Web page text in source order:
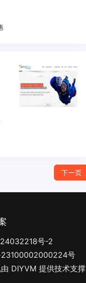
下一页
号-2
23100002000224号
DIYVM 提供技术支撑